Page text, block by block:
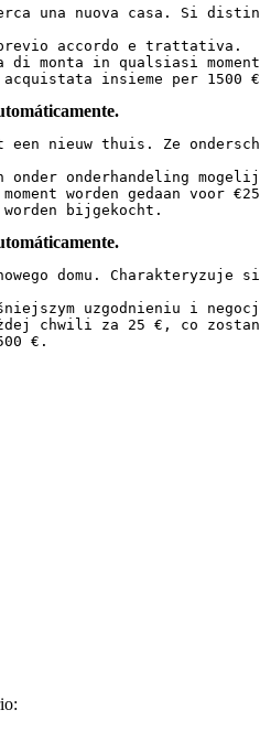
una nuova casa. Si
accordo e trattativa.
di monta in qualsiasi
insieme per 1500
een nieuw thuis. Ze
onderhandeling
worden gedaan voor
bijgekocht.
domu.
uzgodnieniu i
chwili za 25 €, co
€.